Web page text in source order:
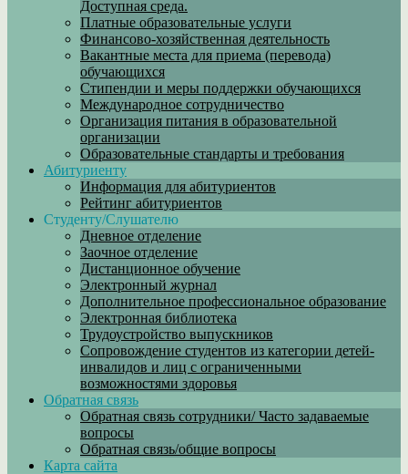
Доступная среда.
Платные образовательные услуги
Финансово-хозяйственная деятельность
Вакантные места для приема (перевода)
обучающихся
Стипендии и меры поддержки обучающихся
Международное сотрудничество
Организация питания в образовательной
организации
Образовательные стандарты и требования
Абитуриенту
Информация для абитуриентов
Рейтинг абитуриентов
Студенту/Слушателю
Дневное отделение
Заочное отделение
Дистанционное обучение
Электронный журнал
Дополнительное профессиональное образование
Электронная библиотека
Трудоустройство выпускников
Сопровождение студентов из категории детей-
инвалидов и лиц с ограниченными
возможностями здоровья
Обратная связь
Обратная связь сотрудники/ Часто задаваемые
вопросы
Обратная связь/общие вопросы
Карта сайта